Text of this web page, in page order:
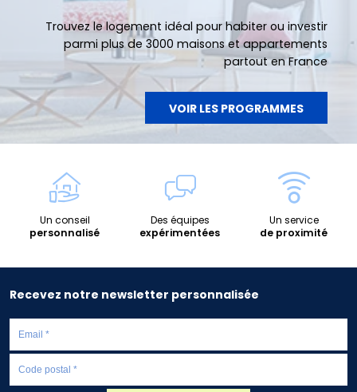
Trouvez le logement idéal pour habiter ou investir
parmi plus de 3000 maisons et appartements
partout en France
VOIR LES PROGRAMMES
Un conseil
personnalisé
Des équipes
expérimentées
Un service
de proximité
Recevez notre newsletter personnalisée